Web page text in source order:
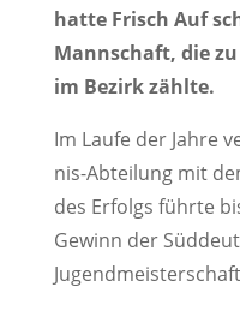
hatte Frisch Auf
Mannschaft, die
im Bezirk zählte.
Im Laufe der Jahre
nis-Abteilung mit
des Erfolgs führte
Gewinn der